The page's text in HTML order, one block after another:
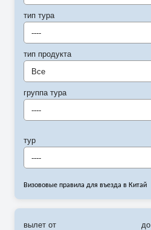
тип тура
----
тип продукта
Все
группа тура
----
тур
----
Визововые правила для въезда в Китай
вылет от до